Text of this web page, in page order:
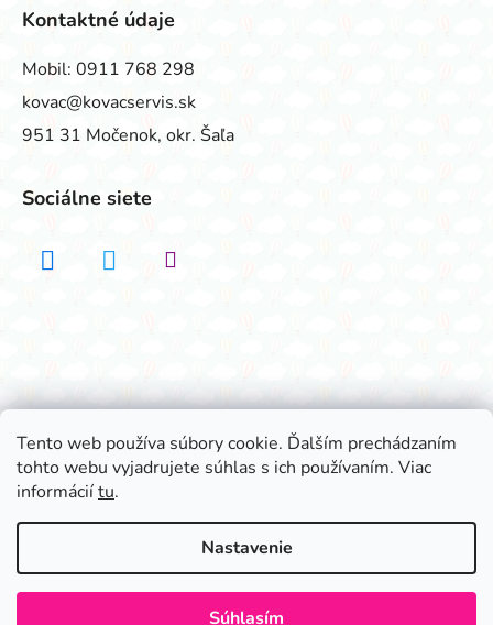
Tento web používa súbory cookie. Ďalším prechádzaním
tohto webu vyjadrujete súhlas s ich používaním. Viac
informáciítu.
Nastavenie
Súhlasím
Kontaktné údaje
Mobil: 0911 768 298
kovac@kovacservis.sk
951 31 Močenok, okr. Šaľa
Sociálne siete
vyhradené.